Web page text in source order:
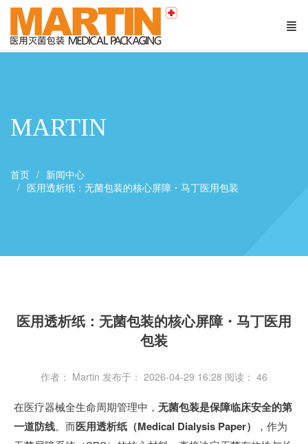
MARTIN
首页
新闻中心
医用透析纸：无菌包装的核心屏障・马丁医用包装
医用透析纸：无菌包装的核心屏障・马丁医用
包装
作者： Martin 发布于： 2026-04-29 16:28 阅读： 46
在医疗器械全生命周期管理中， 无菌包装是保障临床安全的第
一道防线。而医用透析纸（Medical Dialysis Paper）
，作为